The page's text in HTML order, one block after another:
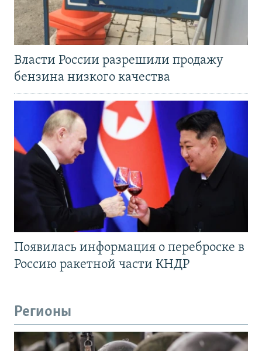
Власти России разрешили продажу
бензина низкого качества
Появилась информация о переброске в
Россию ракетной части КНДР
Регионы